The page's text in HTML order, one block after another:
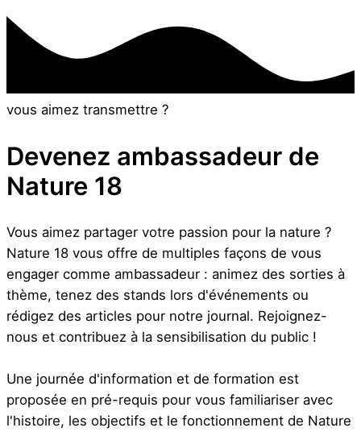
vous aimez transmettre ?
Devenez ambassadeur de
Nature 18
Vous aimez partager votre passion pour la nature ?
Nature 18 vous offre de multiples façons de vous
engager comme ambassadeur : animez des sorties à
thème, tenez des stands lors d'événements ou
rédigez des articles pour notre journal. Rejoignez-
nous et contribuez à la sensibilisation du public !
Une journée d'information et de formation est
proposée en pré-requis pour vous familiariser avec
l'histoire, les objectifs et le fonctionnement de Nature